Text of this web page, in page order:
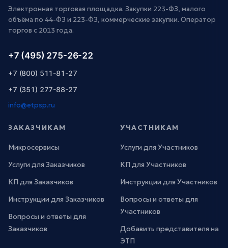
Электронная торговая площадка. Закупки 223-ФЗ, малого
объёма по 44-ФЗ и 223-ФЗ, коммерческие закупки. Оператор
торгов с 2013 года.
+7 (495) 275-26-22
+7 (800) 511-81-27
+7 (351) 277-88-27
info@etpsp.ru
ЗАКАЗЧИКАМ
Микросервисы
Услуги для Заказчиков
КП для Заказчиков
Инструкции для Заказчиков
Вопросы и ответы для
Заказчиков
УЧАСТНИКАМ
Услуги для Участников
КП для Участников
Инструкции для Участников
Вопросы и ответы для
Участников
Добавить представителя на
ЭТП